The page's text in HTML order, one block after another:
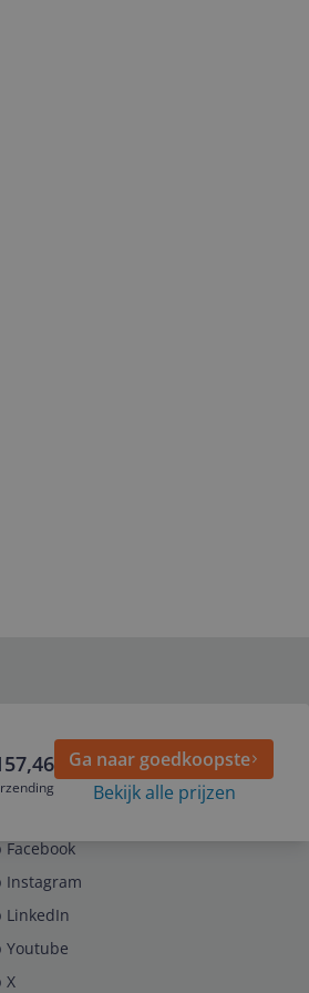
Ga naar goedkoopste
Bekijk alle prijzen
Instagram
LinkedIn
Youtube
X